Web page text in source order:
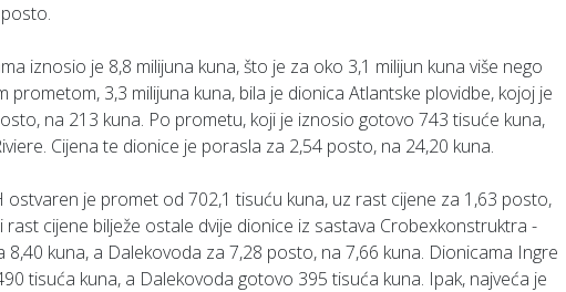
iznosio je 8,8 milijuna kuna, što je za oko 3,1 milijun kuna više nego
prometom, 3,3 milijuna kuna, bila je dionica Atlantske plovidbe, kojoj je
na 213 kuna. Po prometu, koji je iznosio gotovo 743 tisuće kuna,
Cijena te dionice je porasla za 2,54 posto, na 24,20 kuna.
je promet od 702,1 tisuću kuna, uz rast cijene za 1,63 posto,
rast cijene bilježe ostale dvije dionice iz sastava Crobexkonstruktra -
8,40 kuna, a Dalekovoda za 7,28 posto, na 7,66 kuna. Dionicama Ingre
tisuća kuna, a Dalekovoda gotovo 395 tisuća kuna. Ipak, najveća je